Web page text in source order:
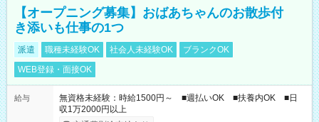
【オープニング募集】おばあちゃんのお散歩付
き添いも仕事の1つ
派遣 職種未経験OK 社会人未経験OK
ブランクOK
WEB登録・面接OK
給与
無資格未経験：時給1500円～ ■週払いOK ■扶養内OK ■日
収1万2000円以上